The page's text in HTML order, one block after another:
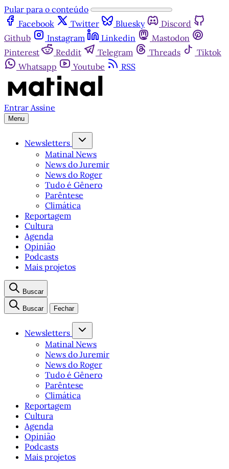
Pular para o conteúdo
Facebook
Twitter Bluesky
Discord
Github
Instagram Linkedin
Mastodon
Pinterest
Reddit Telegram Threads
Tiktok
Whatsapp
Youtube RSS
Entrar Assine
Menu
Newsletters
Matinal News
News do Juremir
News do Roger
Tudo é Gênero
Parêntese
Climática
Reportagem
Cultura
Agenda
Opinião
Podcasts
Mais projetos
Buscar
Buscar Fechar
Newsletters
Matinal News
News do Juremir
News do Roger
Tudo é Gênero
Parêntese
Climática
Reportagem
Cultura
Agenda
Opinião
Podcasts
Mais projetos